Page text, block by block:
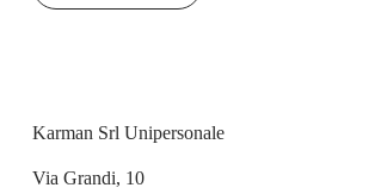
Karman Srl Unipersonale
Via Grandi, 10